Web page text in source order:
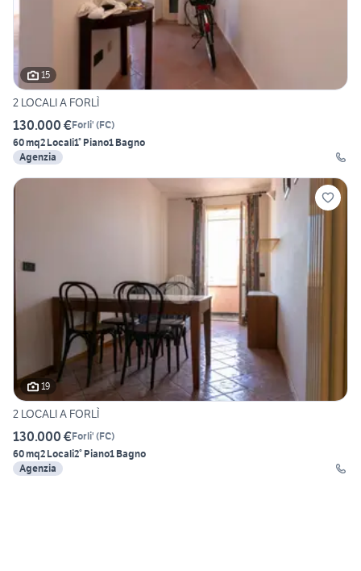
15
2 LOCALI A FORLÌ
130.000 €Forli' (FC)
60 mq2 Locali1° Piano1 Bagno
Agenzia
19
2 LOCALI A FORLÌ
130.000 €Forli' (FC)
60 mq2 Locali2° Piano1 Bagno
Agenzia